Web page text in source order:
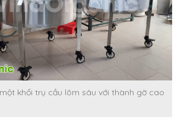
khối trụ cầu lõm sâu với thành gờ cao